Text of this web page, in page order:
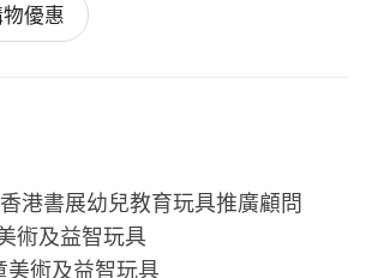
優惠
書展幼兒教育玩具推廣顧問
及益智玩具
術及益智玩具